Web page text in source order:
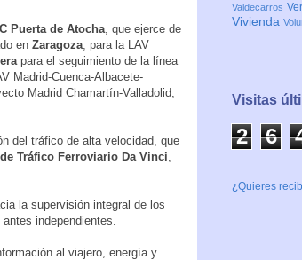
Puerta de Atocha , que ejerce de
en Zaragoza , para la LAV
para el seguimiento de la línea
Madrid-Cuenca-Albacete-
Madrid Chamartín-Valladolid,
del tráfico de alta velocidad, que
Tráfico Ferroviario Da Vinci
la supervisión integral de los
independientes.
al viajero, energía y
Valdecarros
Vivienda
Visitas
2 6
¿Quieres